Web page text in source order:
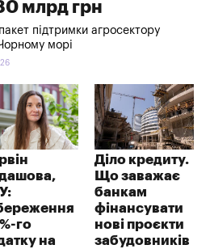
млрд грн
підтримки агросектору
морі
го
на
Діло кредиту.
Що заважає
банкам
фінансувати
нові проєкти
забудовників